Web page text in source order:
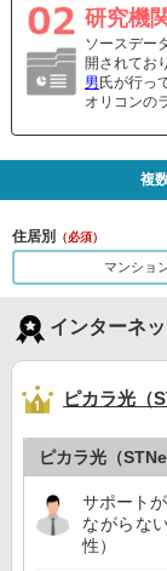
研究機
ソースデー
開されてお
男 氏が行っ
オリコンの
複
住居別 （必須）
マンショ
インターネ
ピカラ光（
ピカラ光（
サポート
ながらな
性）